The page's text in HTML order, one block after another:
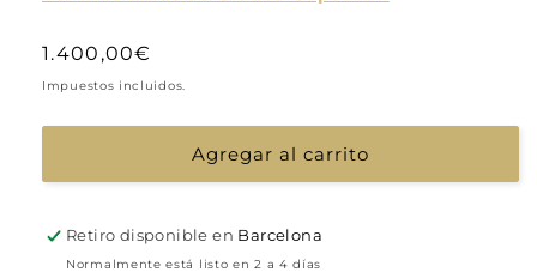
Precio
habitual
1.400,00€
Impuestos incluidos.
Agregar al carrito
Retiro disponible en Barcelona
Normalmente está listo en 2 a 4 días